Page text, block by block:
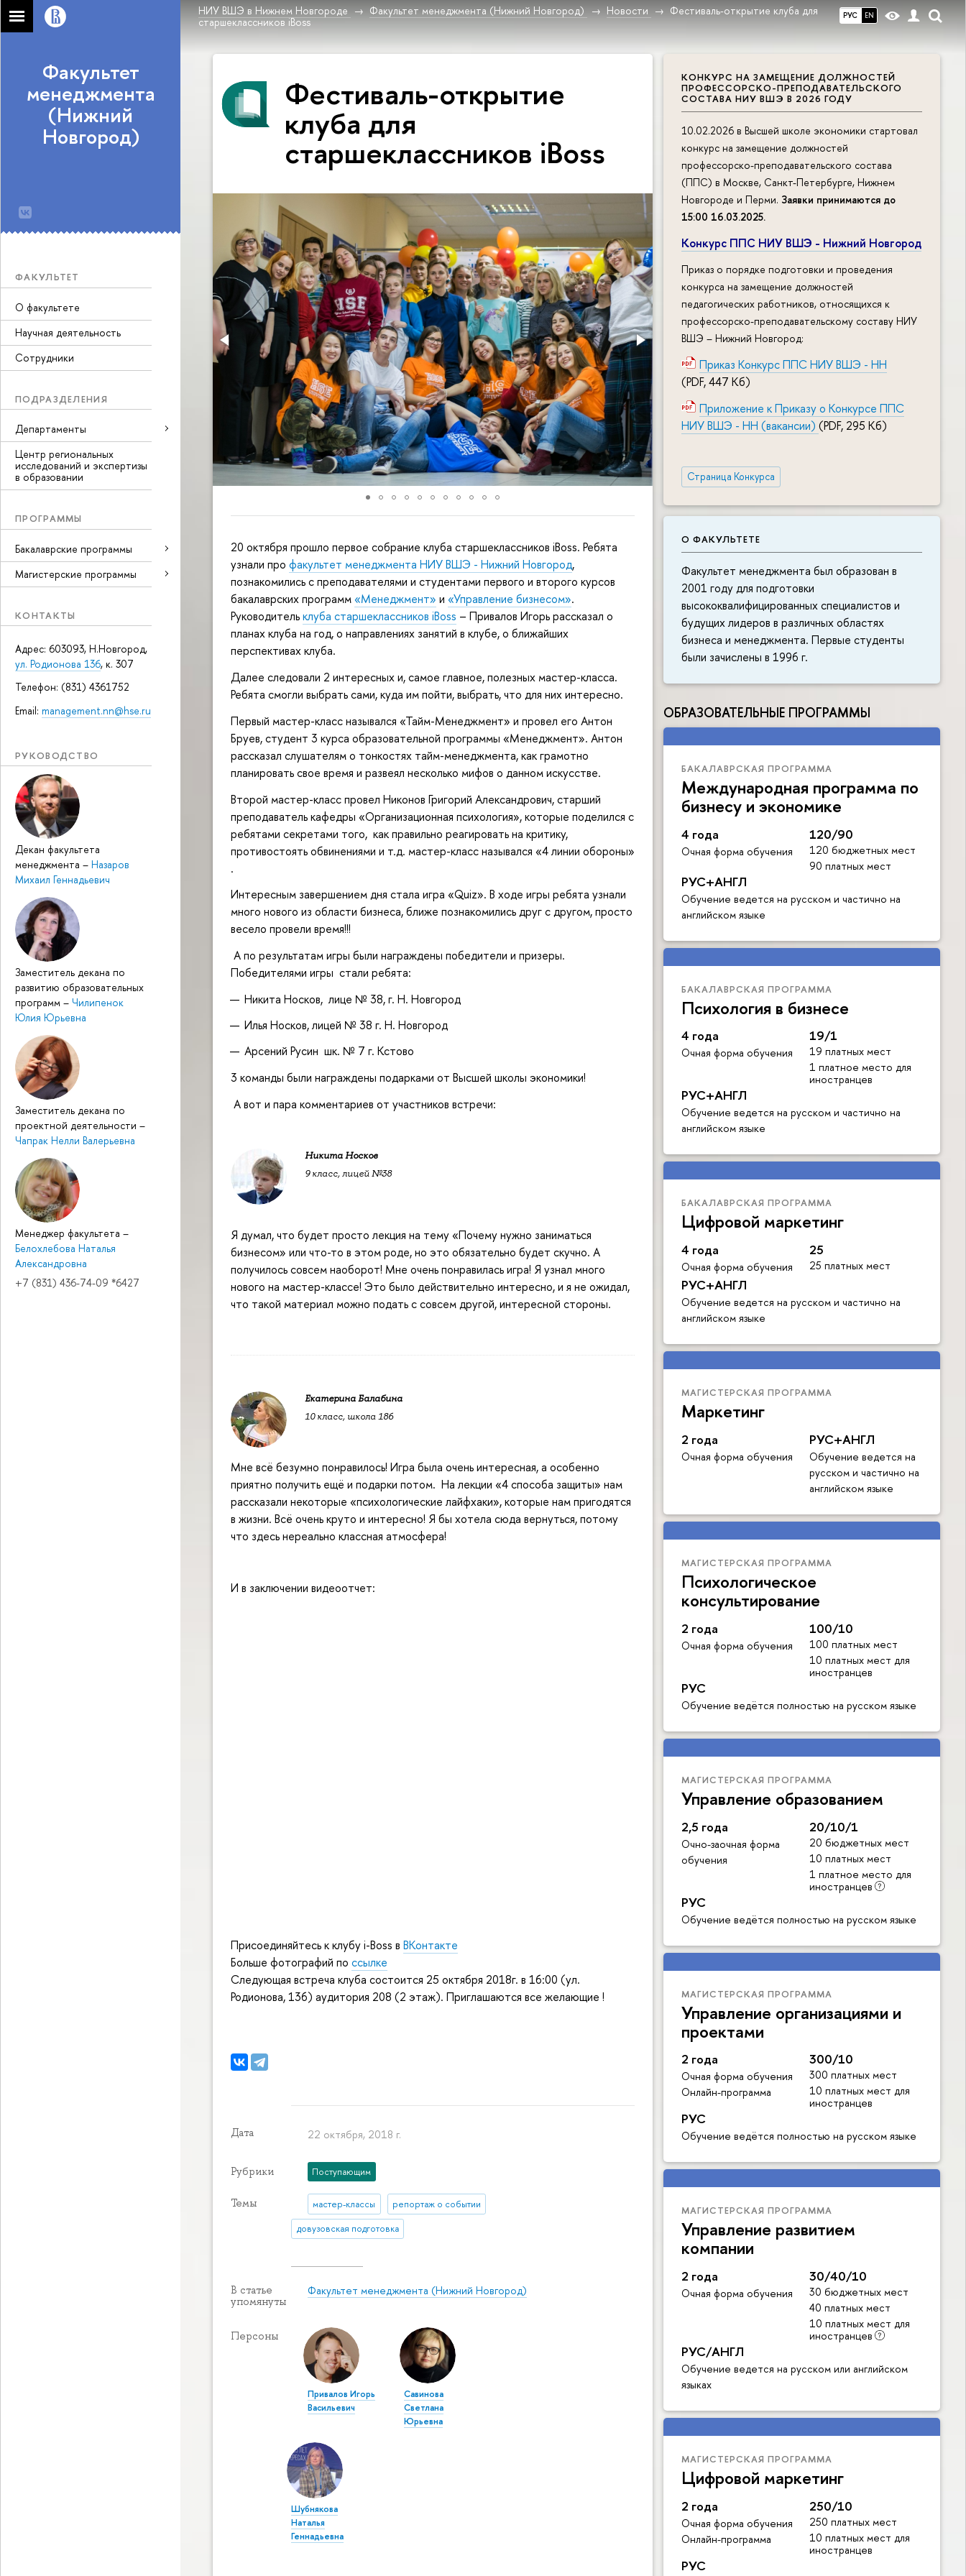
РУС EN
НИУ ВШЭ в Нижнем Новгороде Факультет менеджмента (Нижний Новгород) Новости
Фестиваль-открытие клуба для
старшеклассников iBoss
Факультет
менеджмента
(Нижний
Новгород)
ФАКУЛЬТЕТ
О факультете
Научная деятельность
Сотрудники
ПОДРАЗДЕЛЕНИЯ
Департаменты
Центр региональных
исследований и экспертизы
в образовании
ПРОГРАММЫ
Бакалаврские программы
Магистерские программы
КОНТАКТЫ
Адрес: 603093, Н.Новгород,
ул. Родионова 136, к. 307
Телефон: (831) 4361752
Email: management.nn@hse.ru
РУКОВОДСТВО
Декан факультета
менеджмента – Назаров
Михаил Геннадьевич
Заместитель декана по
развитию образовательных
программ – Чилипенок
Юлия Юрьевна
Заместитель декана по
проектной деятельности –
Чапрак Нелли Валерьевна
Менеджер факультета –
Белохлебова Наталья
Александровна
+7 (831) 436-74-09 *6427
КОНКУРС НА ЗАМЕЩЕНИЕ ДОЛЖНОСТЕЙ
ПРОФЕССОРСКО-ПРЕПОДАВАТЕЛЬСКОГО
СОСТАВА НИУ ВШЭ В 2026 ГОДУ
10.02.2026 в Высшей школе экономики стартовал
конкурс на замещение должностей
профессорско-преподавательского состава
(ППС) в Москве, Санкт-Петербурге, Нижнем
Новгороде и Перми. Заявки принимаются до
15:00 16.03.2025.
Конкурс ППС НИУ ВШЭ - Нижний Новгород
Приказ о порядке подготовки и проведения
конкурса на замещение должностей
педагогических работников, относящихся к
профессорско-преподавательскому составу НИУ
ВШЭ – Нижний Новгород:
Приказ Конкурс ППС НИУ ВШЭ - НН
(PDF, 447 Кб)
Приложение к Приказу о Конкурсе ППС
НИУ ВШЭ - НН (вакансии) (PDF, 295 Кб)
Страница Конкурса
О ФАКУЛЬТЕТЕ
Факультет менеджмента был образован в
2001 году для подготовки
высококвалифицированных специалистов и
будущих лидеров в различных областях
бизнеса и менеджмента. Первые студенты
были зачислены в 1996 г.
ОБРАЗОВАТЕЛЬНЫЕ ПРОГРАММЫ
БАКАЛАВРСКАЯ ПРОГРАММА
Международная программа по
бизнесу и экономике
4 года
Очная форма обучения
120/90
120 бюджетных мест
90 платных мест
РУС+АНГЛ
Обучение ведется на русском и частично на
английском языке
БАКАЛАВРСКАЯ ПРОГРАММА
Психология в бизнесе
4 года
Очная форма обучения
19/1
19 платных мест
1 платное место для
иностранцев
РУС+АНГЛ
Обучение ведется на русском и частично на
английском языке
БАКАЛАВРСКАЯ ПРОГРАММА
Цифровой маркетинг
4 года
Очная форма обучения
25
25 платных мест
РУС+АНГЛ
Обучение ведется на русском и частично на
английском языке
МАГИСТЕРСКАЯ ПРОГРАММА
Маркетинг
2 года
Очная форма обучения
РУС+АНГЛ
Обучение ведется на
русском и частично на
английском языке
МАГИСТЕРСКАЯ ПРОГРАММА
Психологическое
консультирование
2 года
Очная форма обучения
100/10
100 платных мест
10 платных мест для
иностранцев
РУС
Обучение ведётся полностью на русском языке
МАГИСТЕРСКАЯ ПРОГРАММА
Управление образованием
2,5 года
Очно-заочная форма
обучения
20/10/1
20 бюджетных мест
10 платных мест
1 платное место для
иностранцев
РУС
Обучение ведётся полностью на русском языке
МАГИСТЕРСКАЯ ПРОГРАММА
Управление организациями и
проектами
2 года
Очная форма обучения
Онлайн-программа
300/10
300 платных мест
10 платных мест для
иностранцев
РУС
Обучение ведётся полностью на русском языке
МАГИСТЕРСКАЯ ПРОГРАММА
Управление развитием
компании
2 года
Очная форма обучения
30/40/10
30 бюджетных мест
40 платных мест
10 платных мест для
иностранцев
РУС/АНГЛ
Обучение ведется на русском или английском
языках
МАГИСТЕРСКАЯ ПРОГРАММА
Цифровой маркетинг
2 года
Очная форма обучения
Онлайн-программа
250/10
250 платных мест
10 платных мест для
иностранцев
РУС
Фестиваль-открытие
клуба для
старшеклассников iBoss
20 октября прошло первое собрание клуба старшеклассников iBoss. Ребята
узнали про факультет менеджмента НИУ ВШЭ - Нижний Новгород,
познакомились с преподавателями и студентами первого и второго курсов
бакалаврских программ«Менеджмент» и «Управление бизнесом».
Руководительклуба старшеклассников iBoss – Привалов Игорь рассказал о
планах клуба на год, о направлениях занятий в клубе, о ближайших
перспективах клуба.
Далее следовали 2 интересных и, самое главное, полезных мастер-класса.
Ребята смогли выбрать сами, куда им пойти, выбрать, что для них интересно.
Первый мастер-класс назывался «Тайм-Менеджмент» и провел его Антон
Бруев, студент 3 курса образовательной программы «Менеджмент». Антон
рассказал слушателям о тонкостях тайм-менеджмента, как грамотно
планировать свое время и развеял несколько мифов о данном искусстве.
Второй мастер-класс провел Никонов Григорий Александрович, старший
преподаватель кафедры «Организационная психология», которые поделился с
ребятами секретами того, как правильно реагировать на критику,
противостоять обвинениями и т.д. мастер-класс назывался «4 линии обороны»
.
Интересным завершением дня стала игра «Quiz». В ходе игры ребята узнали
много нового из области бизнеса, ближе познакомились друг с другом, просто
весело провели время!!!
А по результатам игры были награждены победители и призеры.
Победителями игры стали ребята:
Никита Носков, лице № 38, г. Н. Новгород
Илья Носков, лицей № 38 г. Н. Новгород
Арсений Русин шк. № 7 г. Кстово
3 команды были награждены подарками от Высшей школы экономики!
А вот и пара комментариев от участников встречи:
Никита Носков
9 класс, лицей №38
Я думал, что будет просто лекция на тему «Почему нужно заниматься
бизнесом» или что-то в этом роде, но это обязательно будет скучно. А
получилось совсем наоборот! Мне очень понравилась игра! Я узнал много
нового на мастер-классе! Это было действительно интересно, и я не ожидал,
что такой материал можно подать с совсем другой, интересной стороны.
Екатерина Балабина
10 класс, школа 186
Мне всё безумно понравилось! Игра была очень интересная, а особенно
приятно получить ещё и подарки потом. На лекции «4 способа защиты» нам
рассказали некоторые «психологические лайфхаки», которые нам пригодятся
в жизни. Всё очень круто и интересно! Я бы хотела сюда вернуться, потому
что здесь нереально классная атмосфера!
И в заключении видеоотчет:
Присоединяйтесь к клубу i-Boss в ВКонтакте
Больше фотографий по ссылке
Следующая встреча клуба состоится 25 октября 2018г. в 16:00 (ул.
Родионова, 136) аудитория 208 (2 этаж). Приглашаются все желающие !
Дата 22 октября, 2018 г.
Рубрики Поступающим
Темы мастер-классы репортаж о событии
довузовская подготовка
В статье
упомянуты
Факультет менеджмента (Нижний Новгород)
Персоны
Привалов Игорь
Васильевич
Савинова
Светлана
Юрьевна
Шубнякова
Наталья
Геннадьевна